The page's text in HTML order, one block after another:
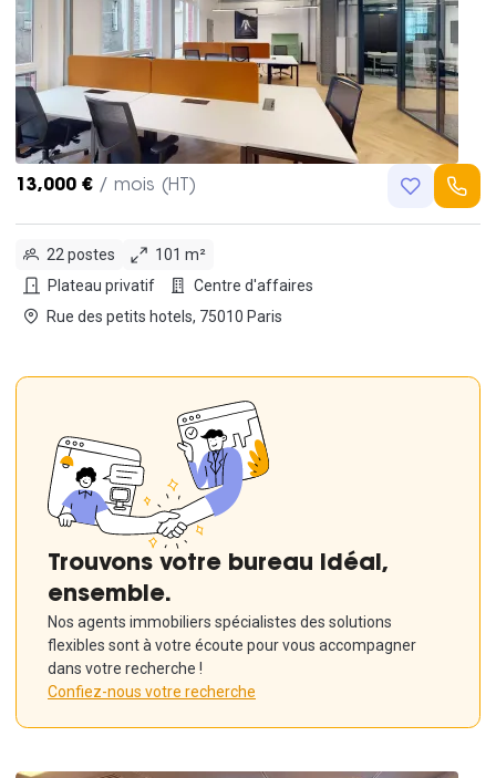
13,000 € / mois (HT)
22 postes
101 m²
Plateau privatif
Centre d'affaires
Rue des petits hotels, 75010 Paris
Trouvons votre bureau idéal,
ensemble.
Nos agents immobiliers spécialistes des solutions
flexibles sont à votre écoute pour vous accompagner
dans votre recherche !
Confiez-nous votre recherche